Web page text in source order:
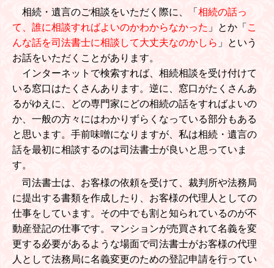
相続・遺言のご相談をいただく際に、「 相続の話っ
て、誰に相談すればよいのかわからなかった 」とか「 こ
んな話を司法書士に相談して大丈夫なのかしら 」という
お話をいただくことがあります。
インターネットで検索すれば、相続相談を受け付けて
いる窓口はたくさんあります。逆に、窓口がたくさんあ
るがゆえに、どの専門家にどの相続の話をすればよいの
か、一般の方々にはわかりずらくなっている部分もある
と思います。手前味噌になりますが、私は相続・遺言の
話を最初に相談するのは司法書士が良いと思っていま
す。
司法書士は、お客様の依頼を受けて、裁判所や法務局
に提出する書類を作成したり、お客様の代理人としての
仕事をしています。その中でも割と知られているのが不
動産登記の仕事です。マンションが売買されて名義を変
更する必要があるような場面で司法書士がお客様の代理
人として法務局に名義変更のための登記申請を行ってい